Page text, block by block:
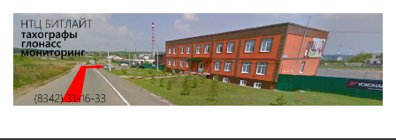
содержимому